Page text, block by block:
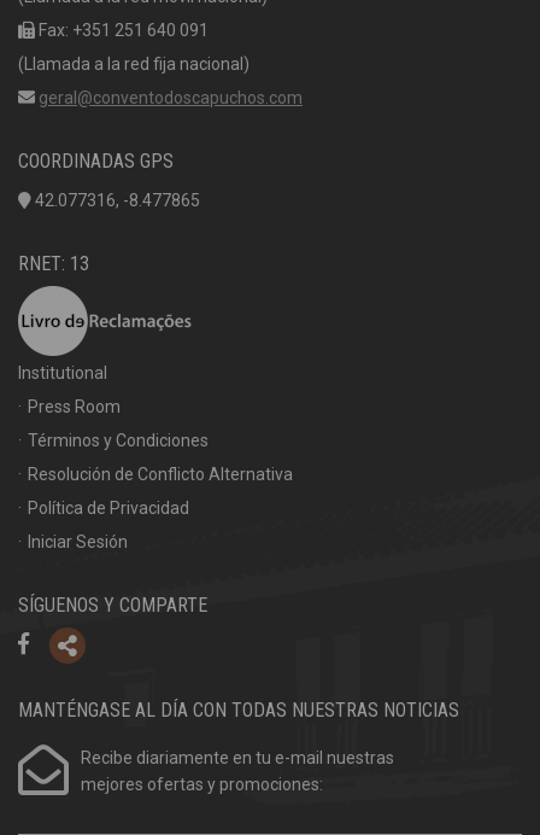
Fax: +351 251 640 091
(Llamada a la red fija nacional)
geral@conventodoscapuchos.com
COORDINADAS GPS
42.077316, -8.477865
RNET: 13
Institutional
Press Room
Términos y Condiciones
Resolución de Conflicto Alternativa
Política de Privacidad
Iniciar Sesión
SÍGUENOS Y COMPARTE
MANTÉNGASE AL DÍA CON TODAS NUESTRAS NOTICIAS
Recibe diariamente en tu e-mail nuestras
mejores ofertas y promociones: